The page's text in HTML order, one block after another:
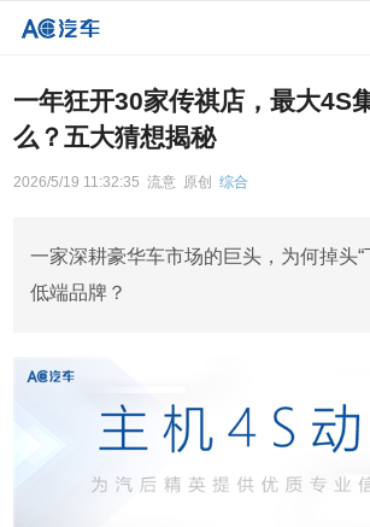
一年狂开30家传祺店，最大4S
么？五大猜想揭秘
2026/5/19 11:32:35 流意 原创 综合
一家深耕豪华车市场的巨头，为何掉头“
低端品牌？